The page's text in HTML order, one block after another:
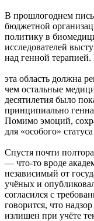
В прошлогоднем
бюджетной
политику в
исследователей
над генной
эта область должна
чем остальные
десятилетия было
принципиально
Помимо эмоций,
для «особого»
Спустя почти
— что-то вроде
независимый от
учёных и
согласился с
говорится, что
излишен при учёте